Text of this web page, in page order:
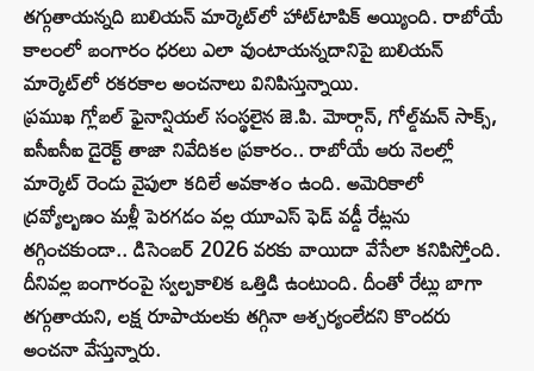
తగ్గుతాయన్నది బులియన్ మార్కెట్‌లో హాట్‌టాపిక్‌ అయ్యింది. రాబోయే
కాలంలో బంగారం ధరలు ఎలా వుంటాయన్నదానిపై బులియన్
మార్కెట్‌లో రకరకాల అంచనాలు వినిపిస్తున్నాయి.
ప్రముఖ గ్లోబల్ ఫైనాన్షియల్ సంస్థలైన జె.పి. మోర్గాన్, గోల్డ్‌మన్ సాక్స్,
ఐసీఐసీఐ డైరెక్ట్ తాజా నివేదికల ప్రకారం.. రాబోయే ఆరు నెలల్లో
మార్కెట్ రెండు వైపులా కదిలే అవకాశం ఉంది. అమెరికాలో
ద్రవ్యోల్బణం మళ్లీ పెరగడం వల్ల యూఎస్ ఫెడ్ వడ్డీ రేట్లను
తగ్గించకుండా.. డిసెంబర్ 2026 వరకు వాయిదా వేసేలా కనిపిస్తోంది.
దీనివల్ల బంగారంపై స్వల్పకాలిక ఒత్తిడి ఉంటుంది. దీంతో రేట్లు బాగా
తగ్గుతాయని, లక్ష రూపాయలకు తగ్గినా ఆశ్చర్యంలేదని కొందరు
అంచనా వేస్తున్నారు.